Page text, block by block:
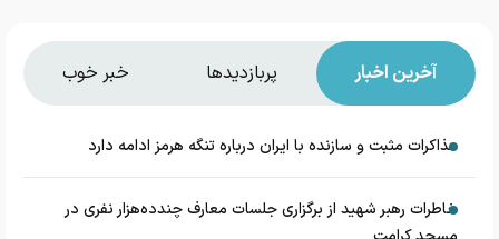
آخرین اخبار پربازدیدها خبر خوب
مذاکرات مثبت و سازنده با ایران درباره تنگه هرمز ادامه دارد
خاطرات رهبر شهید از برگزاری جلسات معارف چندده‌هزار نفری در